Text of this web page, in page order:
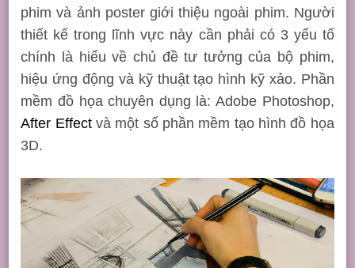
phim và ảnh poster giới thiệu ngoài phim. Người
thiết kế trong lĩnh vực này cần phải có 3 yếu tố
chính là hiểu về chủ đề tư tưởng của bộ phim,
hiệu ứng động và kỹ thuật tạo hình kỹ xảo. Phần
mềm đồ họa chuyên dụng là: Adobe Photoshop,
After Effectvà một số phần mềm tạo hình đồ họa
3D.